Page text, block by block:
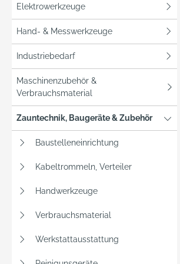
Elektrowerkzeuge
Hand- & Messwerkzeuge
Industriebedarf
Maschinenzubehör &
Verbrauchsmaterial
Zauntechnik, Baugeräte & Zubehör
Baustelleneinrichtung
Kabeltrommeln, Verteiler
Handwerkzeuge
Verbrauchsmaterial
Werkstattausstattung